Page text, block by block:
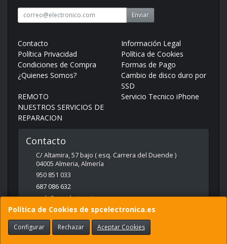
Política de Cookies de spcelectronica.es
Configurar Rechazar Aceptar Cookies
Enviar
Contacto
Información Legal
Política Privacidad
Política de Cookies
Condiciones de Compra
Formas de Pago
¿Quienes Somos?
Cambio de disco duro por
SSD
REMOTO
Servicio Tecnico iPhone
NUESTROS SERVICIOS DE
REPARACION
Contacto
C/ Altamira, 57 bajo ( esq. Carrera del Duende )
04005 Almeria,Almería
950 851 033
687 086 632
web@spcelectronica.es
Horario